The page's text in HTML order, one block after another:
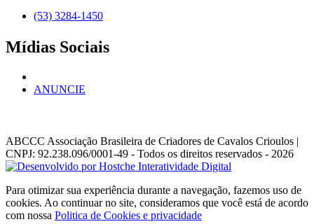
(53) 3284-1450
Mídias Sociais
ANUNCIE
ABCCC Associação Brasileira de Criadores de Cavalos Crioulos |
CNPJ: 92.238.096/0001-49 - Todos os direitos reservados - 2026
Para otimizar sua experiência durante a navegação, fazemos uso de
cookies. Ao continuar no site, consideramos que você está de acordo
com nossa Politica de Cookies e privacidade